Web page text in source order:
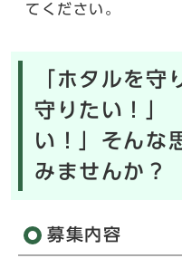
てください。
「ホタルを守
守りたい！」
い！」そんな
みませんか？
募集内容